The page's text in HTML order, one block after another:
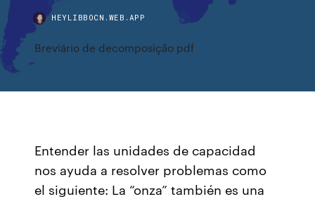
HEYLIBBOCN.WEB.APP
Breviário de decomposição pdf
Entender las unidades de capacidad
nos ayuda a resolver problemas como
el siguiente: La “onza” también es una